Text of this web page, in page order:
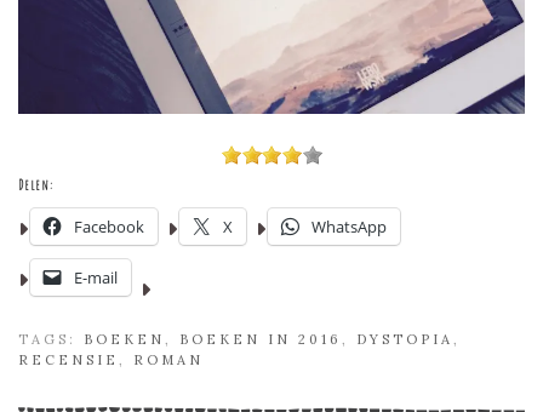
Delen:
Facebook X WhatsApp
E-mail
TAGS: BOEKEN BOEKEN IN 2016 DYSTOPIA
RECENSIE
ROMAN